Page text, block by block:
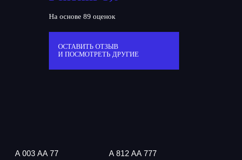
На основе 89 оценок
ОСТАВИТЬ ОТЗЫВ
И ПОСМОТРЕТЬ ДРУГИЕ
А 003 АА 77 А 812 АА 777